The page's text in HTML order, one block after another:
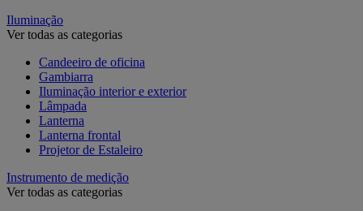
Iluminação
Ver todas as categorias
Candeeiro de oficina
Gambiarra
Iluminação interior e exterior
Lâmpada
Lanterna
Lanterna frontal
Projetor de Estaleiro
Instrumento de medição
Ver todas as categorias